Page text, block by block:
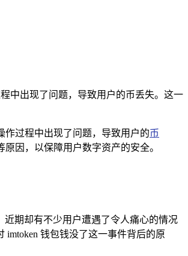
中出现了问题，导致用户的币丢失。这一
作过程中出现了问题，导致用户的币
因，以保障用户数字资产的安全。
期却有不少用户遭遇了令人痛心的情况
钱包钱没了这一事件背后的原